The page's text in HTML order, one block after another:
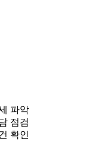
파악
점검
확인